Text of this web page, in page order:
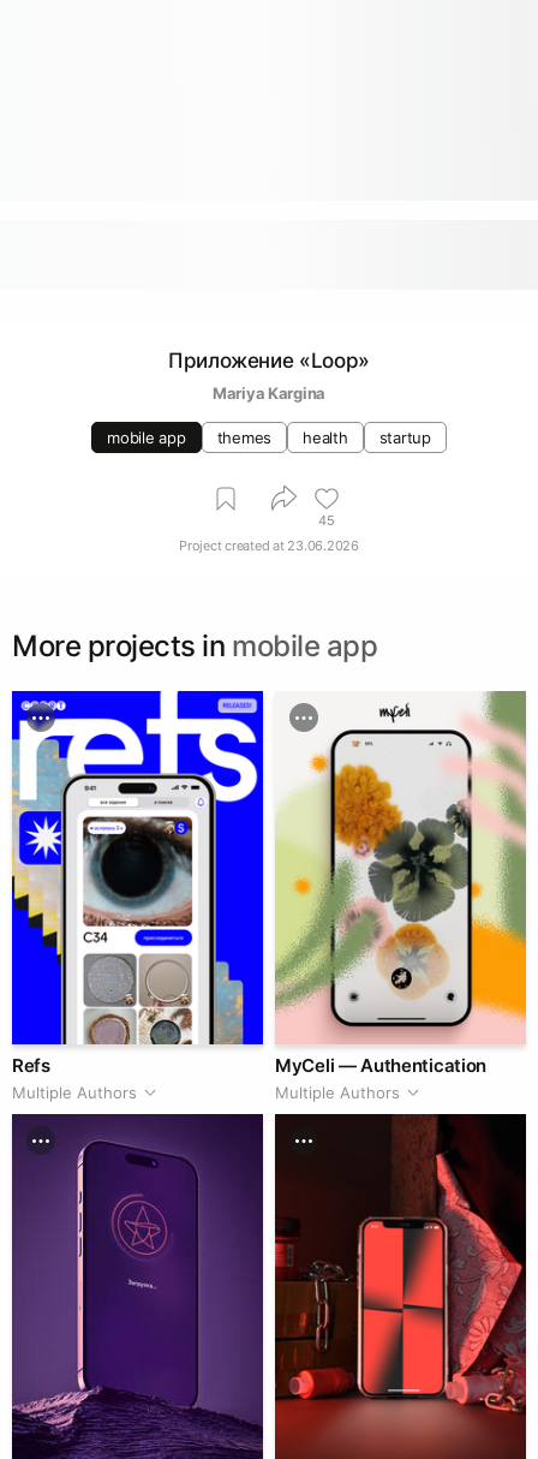
Приложение «Loop»
Mariya Kargina
mobile app themes health startup
45
Project created at 23.06.2026
More projects in mobile app
Refs
Multiple Authors
MyCeli — Authentication
Multiple Authors